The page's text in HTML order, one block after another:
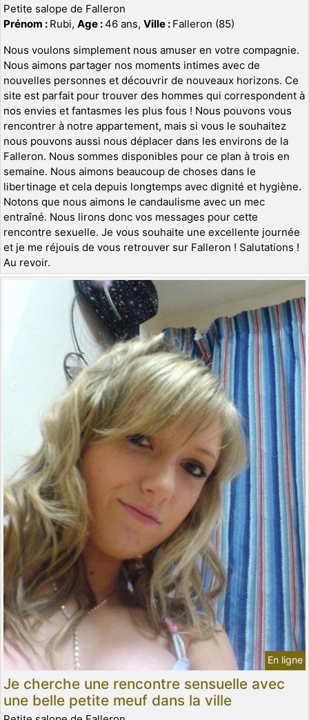
Petite salope de Falleron
Prénom : Rubi, Age :46 ans, Ville : Falleron (85)
Nous voulons simplement nous amuser en votre compagnie.
Nous aimons partager nos moments intimes avec de
nouvelles personnes et découvrir de nouveaux horizons. Ce
site est parfait pour trouver des hommes qui correspondent à
nos envies et fantasmes les plus fous ! Nous pouvons vous
rencontrer à notre appartement, mais si vous le souhaitez
nous pouvons aussi nous déplacer dans les environs de la
Falleron. Nous sommes disponibles pour ce plan à trois en
semaine. Nous aimons beaucoup de choses dans le
libertinage et cela depuis longtemps avec dignité et hygiène.
Notons que nous aimons le candaulisme avec un mec
entraîné. Nous lirons donc vos messages pour cette
rencontre sexuelle. Je vous souhaite une excellente journée
et je me réjouis de vous retrouver sur Falleron ! Salutations !
Au revoir.
En ligne
Je cherche une rencontre sensuelle avec
une belle petite meuf dans la ville